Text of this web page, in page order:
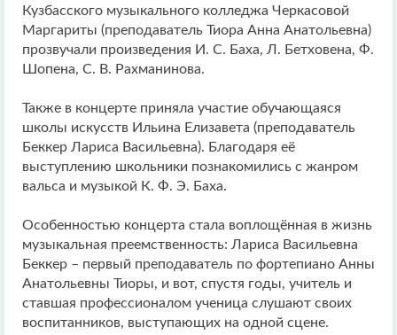
Кузбасского музыкального колледжа Черкасовой
Маргариты (преподаватель Тиора Анна Анатольевна)
прозвучали произведения И. С. Баха, Л. Бетховена, Ф.
Шопена, С. В. Рахманинова.
Также в концерте приняла участие обучающаяся
школы искусств Ильина Елизавета (преподаватель
Беккер Лариса Васильевна). Благодаря её
выступлению школьники познакомились с жанром
вальса и музыкой К. Ф. Э. Баха.
Особенностью концерта стала воплощённая в жизнь
музыкальная преемственность: Лариса Васильевна
Беккер – первый преподаватель по фортепиано Анны
Анатольевны Тиоры, и вот, спустя годы, учитель и
ставшая профессионалом ученица слушают своих
воспитанников, выступающих на одной сцене.